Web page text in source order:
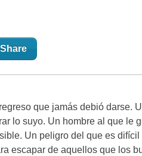
Share
que jamás debió darse.
lo suyo. Un hombre al que le
Un peligro del que es
escapar de aquellos que los